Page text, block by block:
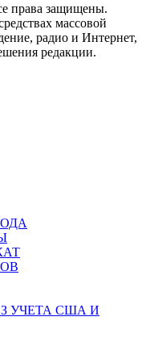
права защищены.
массовой
радио и Интернет,
редакции.
УЧЕТА США И